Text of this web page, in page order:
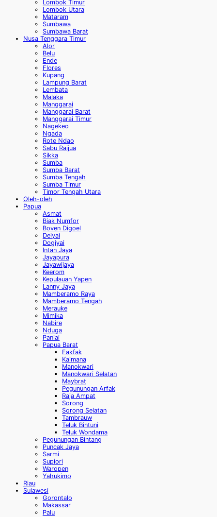
Lombok Timur
Lombok Utara
Mataram
Sumbawa
Sumbawa Barat
Nusa Tenggara Timur
Alor
Belu
Ende
Flores
Kupang
Lampung Barat
Lembata
Malaka
Manggarai
Manggarai Barat
Manggarai Timur
Nagekeo
Ngada
Rote Ndao
Sabu Raijua
Sikka
Sumba
Sumba Barat
Sumba Tengah
Sumba Timur
Timor Tengah Utara
Oleh-oleh
Papua
Asmat
Biak Numfor
Boven Digoel
Deiyai
Dogiyai
Intan Jaya
Jayapura
Jayawijaya
Keerom
Kepulauan Yapen
Lanny Jaya
Mamberamo Raya
Mamberamo Tengah
Merauke
Mimika
Nabire
Nduga
Paniai
Papua Barat
Fakfak
Kaimana
Manokwari
Manokwari Selatan
Maybrat
Pegunungan Arfak
Raja Ampat
Sorong
Sorong Selatan
Tambrauw
Teluk Bintuni
Teluk Wondama
Pegunungan Bintang
Puncak Jaya
Sarmi
Supiori
Waropen
Yahukimo
Riau
Sulawesi
Gorontalo
Makassar
Palu